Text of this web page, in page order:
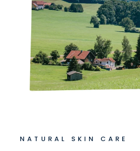
NATURAL SKIN CARE